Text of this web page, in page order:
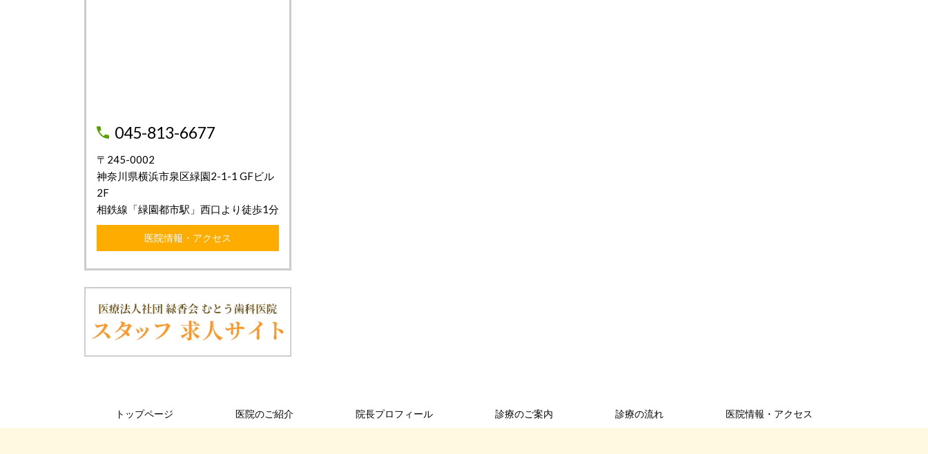
045-813-6677
〒245-0002
神奈川県横浜市泉区緑園2-1-1 GFビル
2F
相鉄線「緑園都市駅」西口より徒歩1分
医院情報・アクセス
トップページ 医院のご紹介 院長プロフィール 診療のご案内 診療の流れ 医院情報・アクセス